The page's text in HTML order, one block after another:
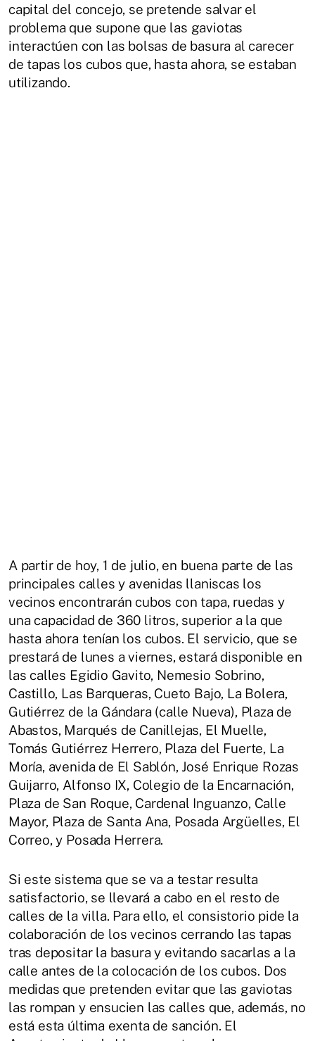
capital del concejo, se pretende salvar el
problema que supone que las gaviotas
interactúen con las bolsas de basura al carecer
de tapas los cubos que, hasta ahora, se estaban
utilizando.
A partir de hoy, 1 de julio, en buena parte de las
principales calles y avenidas llaniscas los
vecinos encontrarán cubos con tapa, ruedas y
una capacidad de 360 litros, superior a la que
hasta ahora tenían los cubos. El servicio, que se
prestará de lunes a viernes, estará disponible en
las calles Egidio Gavito, Nemesio Sobrino,
Castillo, Las Barqueras, Cueto Bajo, La Bolera,
Gutiérrez de la Gándara (calle Nueva), Plaza de
Abastos, Marqués de Canillejas, El Muelle,
Tomás Gutiérrez Herrero, Plaza del Fuerte, La
Moría, avenida de El Sablón, José Enrique Rozas
Guijarro, Alfonso IX, Colegio de la Encarnación,
Plaza de San Roque, Cardenal Inguanzo, Calle
Mayor, Plaza de Santa Ana, Posada Argüelles, El
Correo, y Posada Herrera.
Si este sistema que se va a testar resulta
satisfactorio, se llevará a cabo en el resto de
calles de la villa. Para ello, el consistorio pide la
colaboración de los vecinos cerrando las tapas
tras depositar la basura y evitando sacarlas a la
calle antes de la colocación de los cubos. Dos
medidas que pretenden evitar que las gaviotas
las rompan y ensucien las calles que, además, no
está esta última exenta de sanción. El